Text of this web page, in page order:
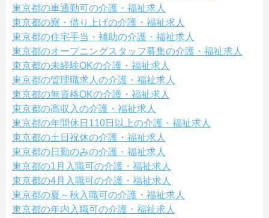
東京都の車通勤可の介護・福祉求人
東京都の寮・借り上げの介護・福祉求人
東京都の住宅手当・補助の介護・福祉求人
東京都のオープニングスタッフ募集の介護・福祉求人
東京都の未経験OKの介護・福祉求人
東京都の管理職求人の介護・福祉求人
東京都の無資格OKの介護・福祉求人
東京都の高収入の介護・福祉求人
東京都の年間休日110日以上の介護・福祉求人
東京都の土日祝休の介護・福祉求人
東京都の日勤のみの介護・福祉求人
東京都の1月入職可の介護・福祉求人
東京都の4月入職可の介護・福祉求人
東京都の夏～秋入職可の介護・福祉求人
東京都の年内入職可の介護・福祉求人